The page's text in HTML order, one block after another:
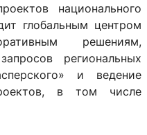
национального
глобальным центром
решениям,
региональных
и ведение
в том числе